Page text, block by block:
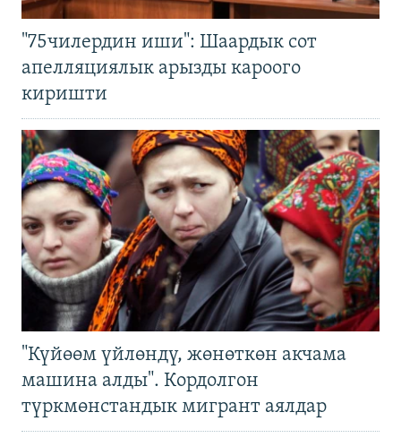
"75чилердин иши": Шаардык сот
апелляциялык арызды кароого
киришти
"Күйөөм үйлөндү, жөнөткөн акчама
машина алды". Кордолгон
түркмөнстандык мигрант аялдар